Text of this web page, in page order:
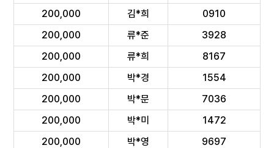
200,000
김*희
0910
200,000
류*준
3928
200,000
류*희
8167
200,000
박*경
1554
200,000
박*문
7036
200,000
박*미
1472
200,000
박*영
9697